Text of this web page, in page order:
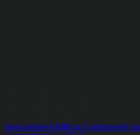
Gewaardeerd 4.00 op 5 gebaseerd op